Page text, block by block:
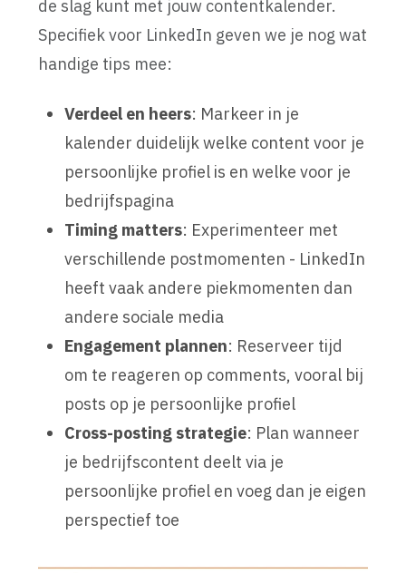
de slag kunt met jouw contentkalender.
Specifiek voor LinkedIn geven we je nog wat
handige tips mee:
Verdeel en heers: Markeer in je
kalender duidelijk welke content voor je
persoonlijke profiel is en welke voor je
bedrijfspagina
Timing matters: Experimenteer met
verschillende postmomenten - LinkedIn
heeft vaak andere piekmomenten dan
andere sociale media
Engagement plannen: Reserveer tijd
om te reageren op comments, vooral bij
posts op je persoonlijke profiel
Cross-posting strategie: Plan wanneer
je bedrijfscontent deelt via je
persoonlijke profiel en voeg dan je eigen
perspectief toe